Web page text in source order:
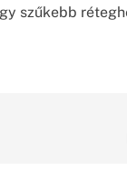
szűkebb